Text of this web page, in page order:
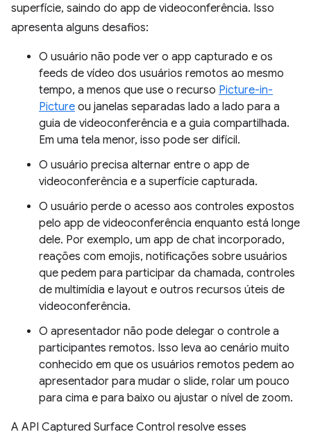
superfície, saindo do app de videoconferência. Isso
apresenta alguns desafios:
O usuário não pode ver o app capturado e os
feeds de vídeo dos usuários remotos ao mesmo
tempo, a menos que use o recurso Picture-in-
Picture ou janelas separadas lado a lado para a
guia de videoconferência e a guia compartilhada.
Em uma tela menor, isso pode ser difícil.
O usuário precisa alternar entre o app de
videoconferência e a superfície capturada.
O usuário perde o acesso aos controles expostos
pelo app de videoconferência enquanto está longe
dele. Por exemplo, um app de chat incorporado,
reações com emojis, notificações sobre usuários
que pedem para participar da chamada, controles
de multimídia e layout e outros recursos úteis de
videoconferência.
O apresentador não pode delegar o controle a
participantes remotos. Isso leva ao cenário muito
conhecido em que os usuários remotos pedem ao
apresentador para mudar o slide, rolar um pouco
para cima e para baixo ou ajustar o nível de zoom.
A API Captured Surface Control resolve esses